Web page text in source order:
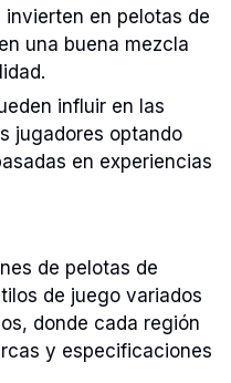
en pelotas de
una buena mezcla
influir en las
jugadores optando
en experiencias
de pelotas de
de juego variados
donde cada región
y especificaciones